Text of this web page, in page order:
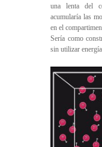
una lenta del
acumularía las
en el
Sería como
sin utilizar